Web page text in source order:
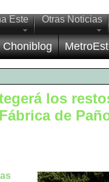
Este Otras Noticias
Choniblog
los
de